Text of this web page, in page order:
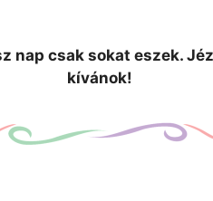
nap csak sokat eszek.
kívánok!